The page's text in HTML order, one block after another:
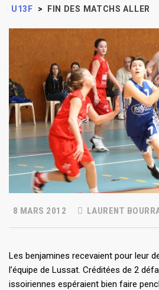
U13F
> FIN DES MATCHS ALLER
8 MARS 2012 LAURENT
Les benjamines recevaient pour leur
l’équipe de Lussat. Créditées de 2
issoiriennes espéraient bien faire